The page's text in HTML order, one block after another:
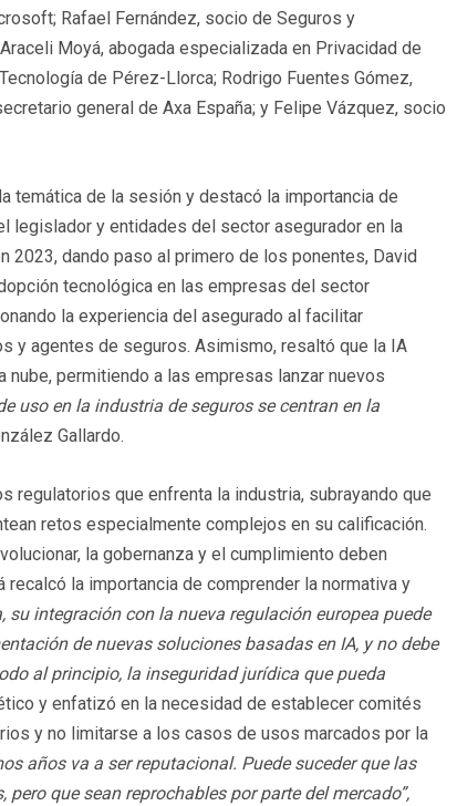
Rafael Fernández, socio de Seguros y
Moyá, abogada especializada en Privacidad de
de Pérez-Llorca; Rodrigo Fuentes Gómez,
general de Axa España; y Felipe Vázquez, socio
temática de la sesión y destacó la importancia de
legislador y entidades del sector asegurador en la
dando paso al primero de los ponentes, David
tecnológica en las empresas del sector
la experiencia del asegurado al facilitar
y agentes de seguros. Asimismo, resaltó que la IA
permitiendo a las empresas lanzar nuevos
uso en la industria de seguros se centran en la
Gallardo.
regulatorios que enfrenta la industria, subrayando que
retos especialmente complejos en su calificación.
la gobernanza y el cumplimiento deben
la importancia de comprender la normativa y
su integración con la nueva regulación europea puede
de nuevas soluciones basadas en IA, y no debe
al principio, la inseguridad jurídica que pueda
y enfatizó en la necesidad de establecer comités
y no limitarse a los casos de usos marcados por la
años va a ser reputacional. Puede suceder que las
que sean reprochables por parte del mercado”,